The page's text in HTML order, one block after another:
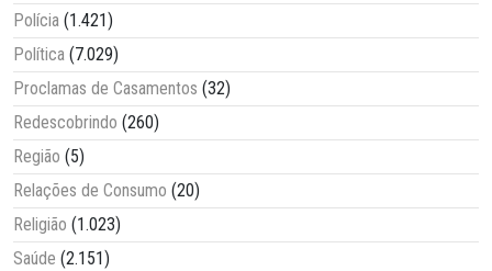
Polícia (1.421)
Política (7.029)
Proclamas de Casamentos (32)
Redescobrindo (260)
Região (5)
Relações de Consumo (20)
Religião (1.023)
Saúde (2.151)